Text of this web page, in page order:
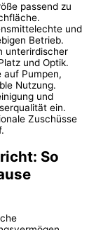
passend zu
und
Betrieb.
unterirdischer
und Optik.
auf Pumpen,
Nutzung.
und
ein.
Zuschüsse
So